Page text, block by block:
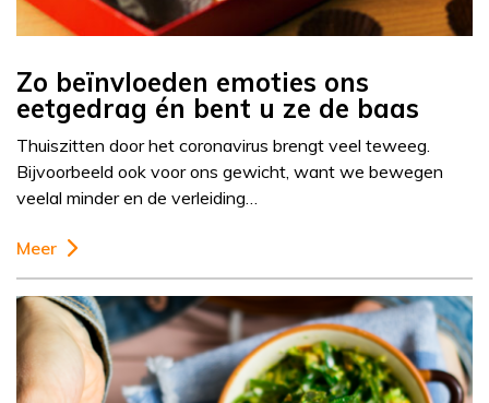
Zo beïnvloeden emoties ons
eetgedrag én bent u ze de baas
Thuiszitten door het coronavirus brengt veel teweeg.
Bijvoorbeeld ook voor ons gewicht, want we bewegen
veelal minder en de verleiding…
Meer